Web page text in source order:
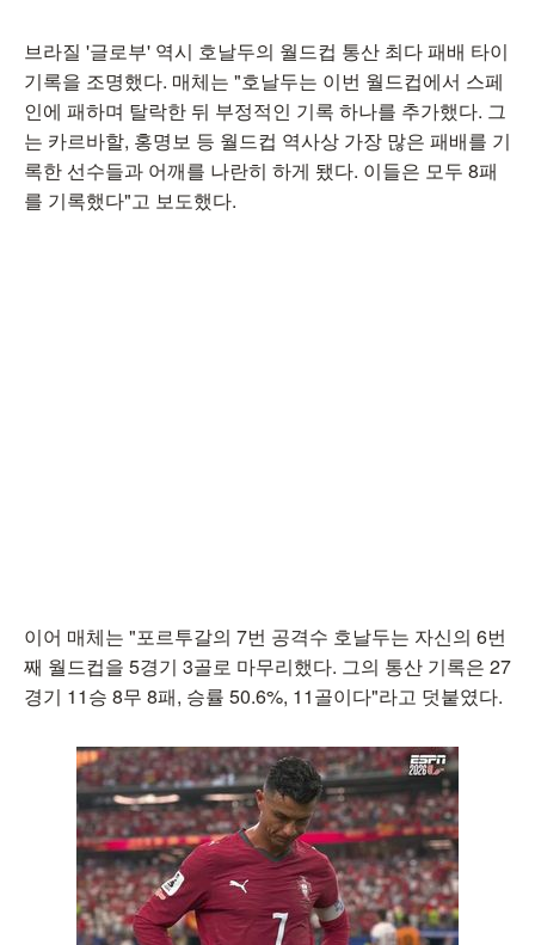
브라질 '글로부' 역시 호날두의 월드컵 통산 최다 패배 타이
기록을 조명했다. 매체는 "호날두는 이번 월드컵에서 스페
인에 패하며 탈락한 뒤 부정적인 기록 하나를 추가했다. 그
는 카르바할, 홍명보 등 월드컵 역사상 가장 많은 패배를 기
록한 선수들과 어깨를 나란히 하게 됐다. 이들은 모두 8패
를 기록했다"고 보도했다.
이어 매체는 "포르투갈의 7번 공격수 호날두는 자신의 6번
째 월드컵을 5경기 3골로 마무리했다. 그의 통산 기록은 27
경기 11승 8무 8패, 승률 50.6%, 11골이다"라고 덧붙였다.